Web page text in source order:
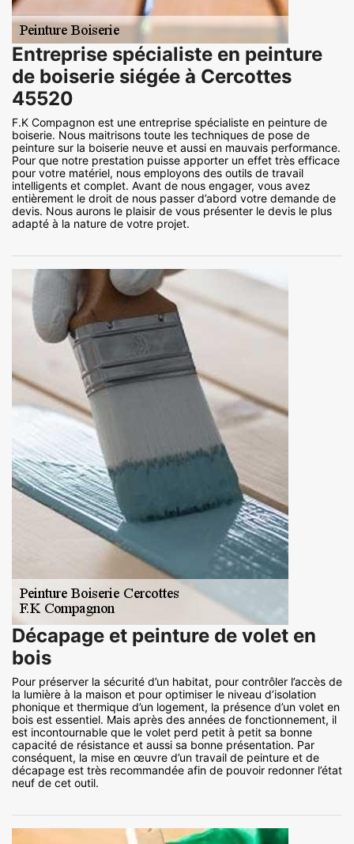
Entreprise spécialiste en peinture
de boiserie siégée à Cercottes
45520
F.K Compagnon est une entreprise spécialiste en peinture de
boiserie. Nous maitrisons toute les techniques de pose de
peinture sur la boiserie neuve et aussi en mauvais performance.
Pour que notre prestation puisse apporter un effet très efficace
pour votre matériel, nous employons des outils de travail
intelligents et complet. Avant de nous engager, vous avez
entièrement le droit de nous passer d’abord votre demande de
devis. Nous aurons le plaisir de vous présenter le devis le plus
adapté à la nature de votre projet.
Décapage et peinture de volet en
bois
Pour préserver la sécurité d’un habitat, pour contrôler l’accès de
la lumière à la maison et pour optimiser le niveau d’isolation
phonique et thermique d’un logement, la présence d’un volet en
bois est essentiel. Mais après des années de fonctionnement, il
est incontournable que le volet perd petit à petit sa bonne
capacité de résistance et aussi sa bonne présentation. Par
conséquent, la mise en œuvre d’un travail de peinture et de
décapage est très recommandée afin de pouvoir redonner l’état
neuf de cet outil.